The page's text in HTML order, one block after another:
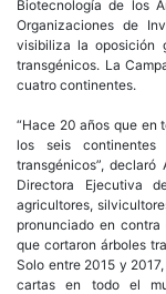
Biotecnología de los
Organizaciones de
visibiliza la oposición
transgénicos. La
cuatro continentes.
“Hace 20 años que en
los seis
transgénicos”,
Directora Ejecutiva
agricultores,
pronunciado en
que cortaron árboles
Solo entre 2015 y
cartas en todo el